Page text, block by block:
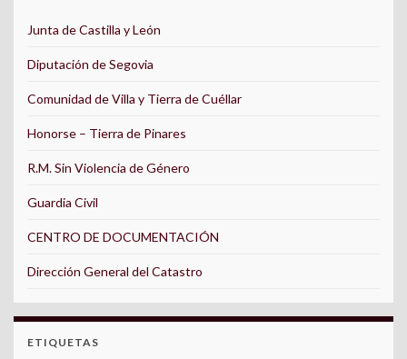
Junta de Castilla y León
Diputación de Segovia
Comunidad de Villa y Tierra de Cuéllar
Honorse – Tierra de Pinares
R.M. Sin Violencia de Género
Guardia Civil
CENTRO DE DOCUMENTACIÓN
Dirección General del Catastro
ETIQUETAS